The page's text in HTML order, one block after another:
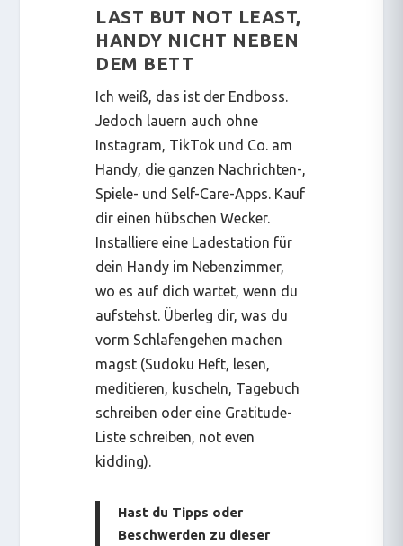
LAST BUT NOT LEAST,
HANDY NICHT NEBEN
DEM BETT
Ich weiß, das ist der Endboss.
Jedoch lauern auch ohne
Instagram, TikTok und Co. am
Handy, die ganzen Nachrichten-,
Spiele- und Self-Care-Apps. Kauf
dir einen hübschen Wecker.
Installiere eine Ladestation für
dein Handy im Nebenzimmer,
wo es auf dich wartet, wenn du
aufstehst. Überleg dir, was du
vorm Schlafengehen machen
magst (Sudoku Heft, lesen,
meditieren, kuscheln, Tagebuch
schreiben oder eine Gratitude-
Liste schreiben, not even
kidding).
Hast du Tipps oder
Beschwerden zu dieser